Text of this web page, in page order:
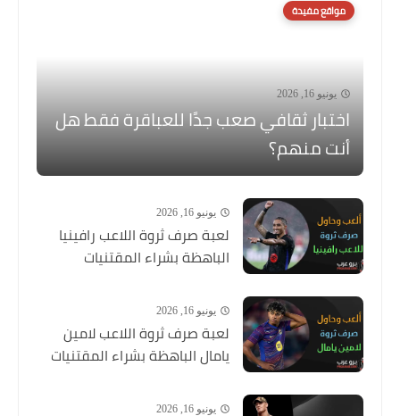
مواقع مفيدة
يونيو 16, 2026
اختبار ثقافي صعب جدًا للعباقرة فقط هل
أنت منهم؟
يونيو 16, 2026
لعبة صرف ثروة اللاعب رافينيا
الباهظة بشراء المقتنيات
يونيو 16, 2026
لعبة صرف ثروة اللاعب لامين
يامال الباهظة بشراء المقتنيات
يونيو 16, 2026